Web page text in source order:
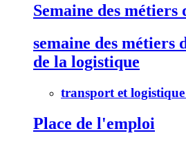
Semaine des métiers
semaine des
de la logistique
transport et logistique
Place de l'emploi